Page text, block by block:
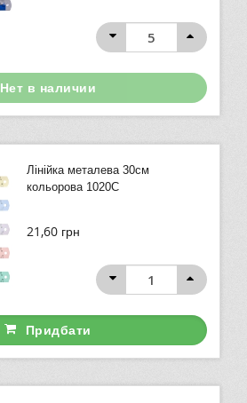
Нет в наличии
Лінійка металева 30см
кольорова 1020C
21,60 грн
Придбати